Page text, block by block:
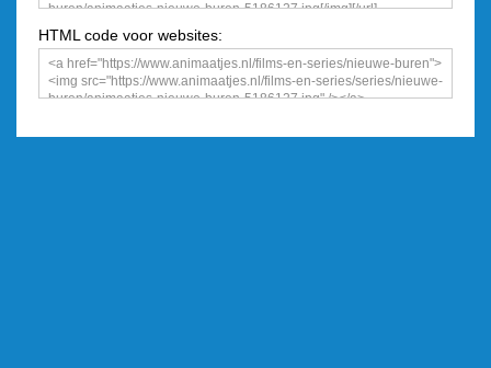
HTML code voor websites: